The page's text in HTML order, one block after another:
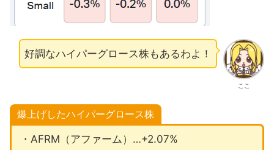
ここ
好調なハイパーグロース株もあるわよ！
爆上げしたハイパーグロース株
・AFRM（アファーム）…+2.07%